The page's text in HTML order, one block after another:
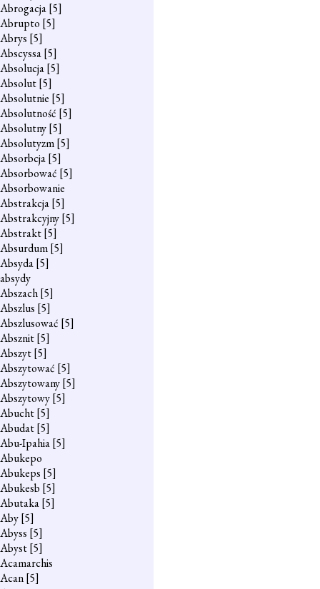
Abrogacja[5]
Abrupto [5]
Abrys [5]
Abscyssa[5]
Absolucja[5]
Absolut[5]
Absolutnie [5]
Absolutność [5]
Absolutny[5]
Absolutyzm[5]
Absorbcja[5]
Absorbować [5]
Absorbowanie
Abstrakcja[5]
Abstrakcyjny[5]
Abstrakt[5]
Absurdum[5]
Absyda[5]
absydy
Abszach[5]
Abszlus [5]
Abszlusować [5]
Absznit[5]
Abszyt[5]
Abszytować [5]
Abszytowany[5]
Abszytowy[5]
Abucht[5]
Abudat[5]
Abu-Ipahia[5]
Abukepo
Abukeps [5]
Abukesb [5]
Abutaka[5]
Aby[5]
Abyss [5]
Abyst[5]
Acamarchis
Acan[5]